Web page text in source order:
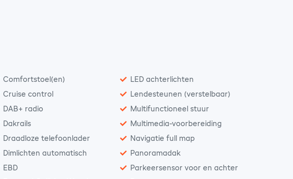
Comfortstoel(en)
Cruise control
DAB+ radio
Dakrails
Draadloze telefoonlader
Dimlichten automatisch
EBD
LED achterlichten
Lendesteunen (verstelbaar)
Multifunctioneel stuur
Multimedia-voorbereiding
Navigatie full map
Panoramadak
Parkeersensor voor en achter